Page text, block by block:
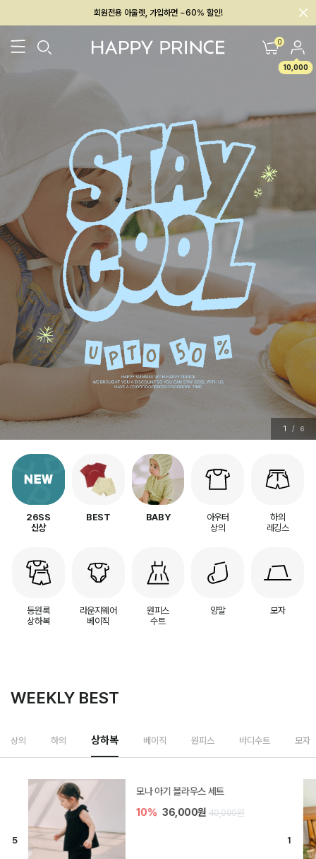
회원전용 아울렛, 가입하면 ~60% 할인!
멤버십 최대 28,000원 혜택 0
10,000
1 / 6
26SS
신상
BEST BABY
아우터
상의
하의
레깅스
등원룩
상하복
라운지웨어
베이직
원피스
수트
양말 모자
WEEKLY BEST
상의 하의 상하복 베이직 원피스 바디수트 모자
모나 아기 블라우스 세트
10% 36,000원 40,000원